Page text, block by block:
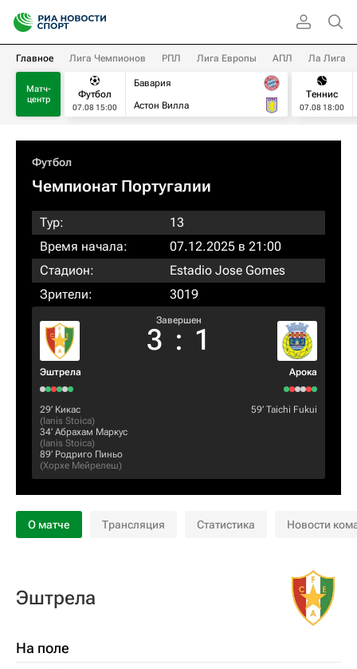
Главное Лига Чемпионов РПЛ Лига Европы АПЛ Ла Лига
Матч-
центр
Футбол
07.08 15:00
Бавария
Астон Вилла
Теннис
07.08 18:00
Футбол
Чемпионат Португалии
Тур:
13
Время начала:
07.12.2025 в 21:00
Стадион:
Estadio Jose Gomes
Зрители:
3019
Эштрела
Завершен
3 : 1
Арока
29‎’‎ Кикас
(Ianis Stoica)
34‎’‎ Абрахам Маркус
(Ianis Stoica)
89‎’‎ Родриго Пиньо
(Хорхе Мейрелеш)
59‎’‎ Taichi Fukui
О матче Трансляция Статистика Новости
Эштрела
На поле